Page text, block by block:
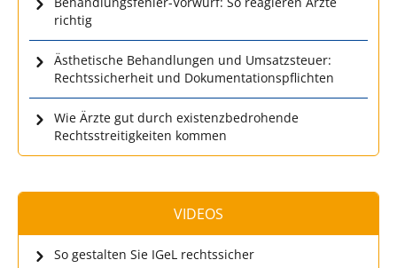
richtig
Ästhetische Behandlungen und Umsatzsteuer:
Rechtssicherheit und Dokumentationspflichten
Wie Ärzte gut durch existenzbedrohende
Rechtsstreitigkeiten kommen
VIDEOS
So gestalten Sie IGeL rechtssicher